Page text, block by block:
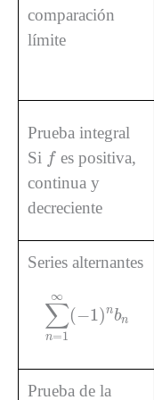
comparación
límite
Prueba integral
Si f
f es positiva,
continua y
decreciente
Series alternantes
∞
∑
n=1
(−1)nbn
∑n
Prueba de la